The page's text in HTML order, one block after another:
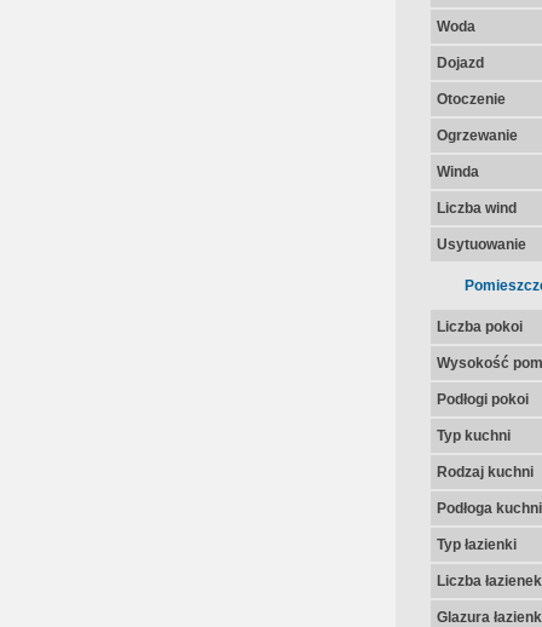
Woda
Dojazd
Otoczenie
Ogrzewanie
Winda
Liczba wind
Usytuowanie
Liczba pokoi
Wysokość
Podłogi pokoi
Typ kuchni
Rodzaj kuchni
Podłoga kuchni
Typ łazienki
Liczba łazienek
Glazura